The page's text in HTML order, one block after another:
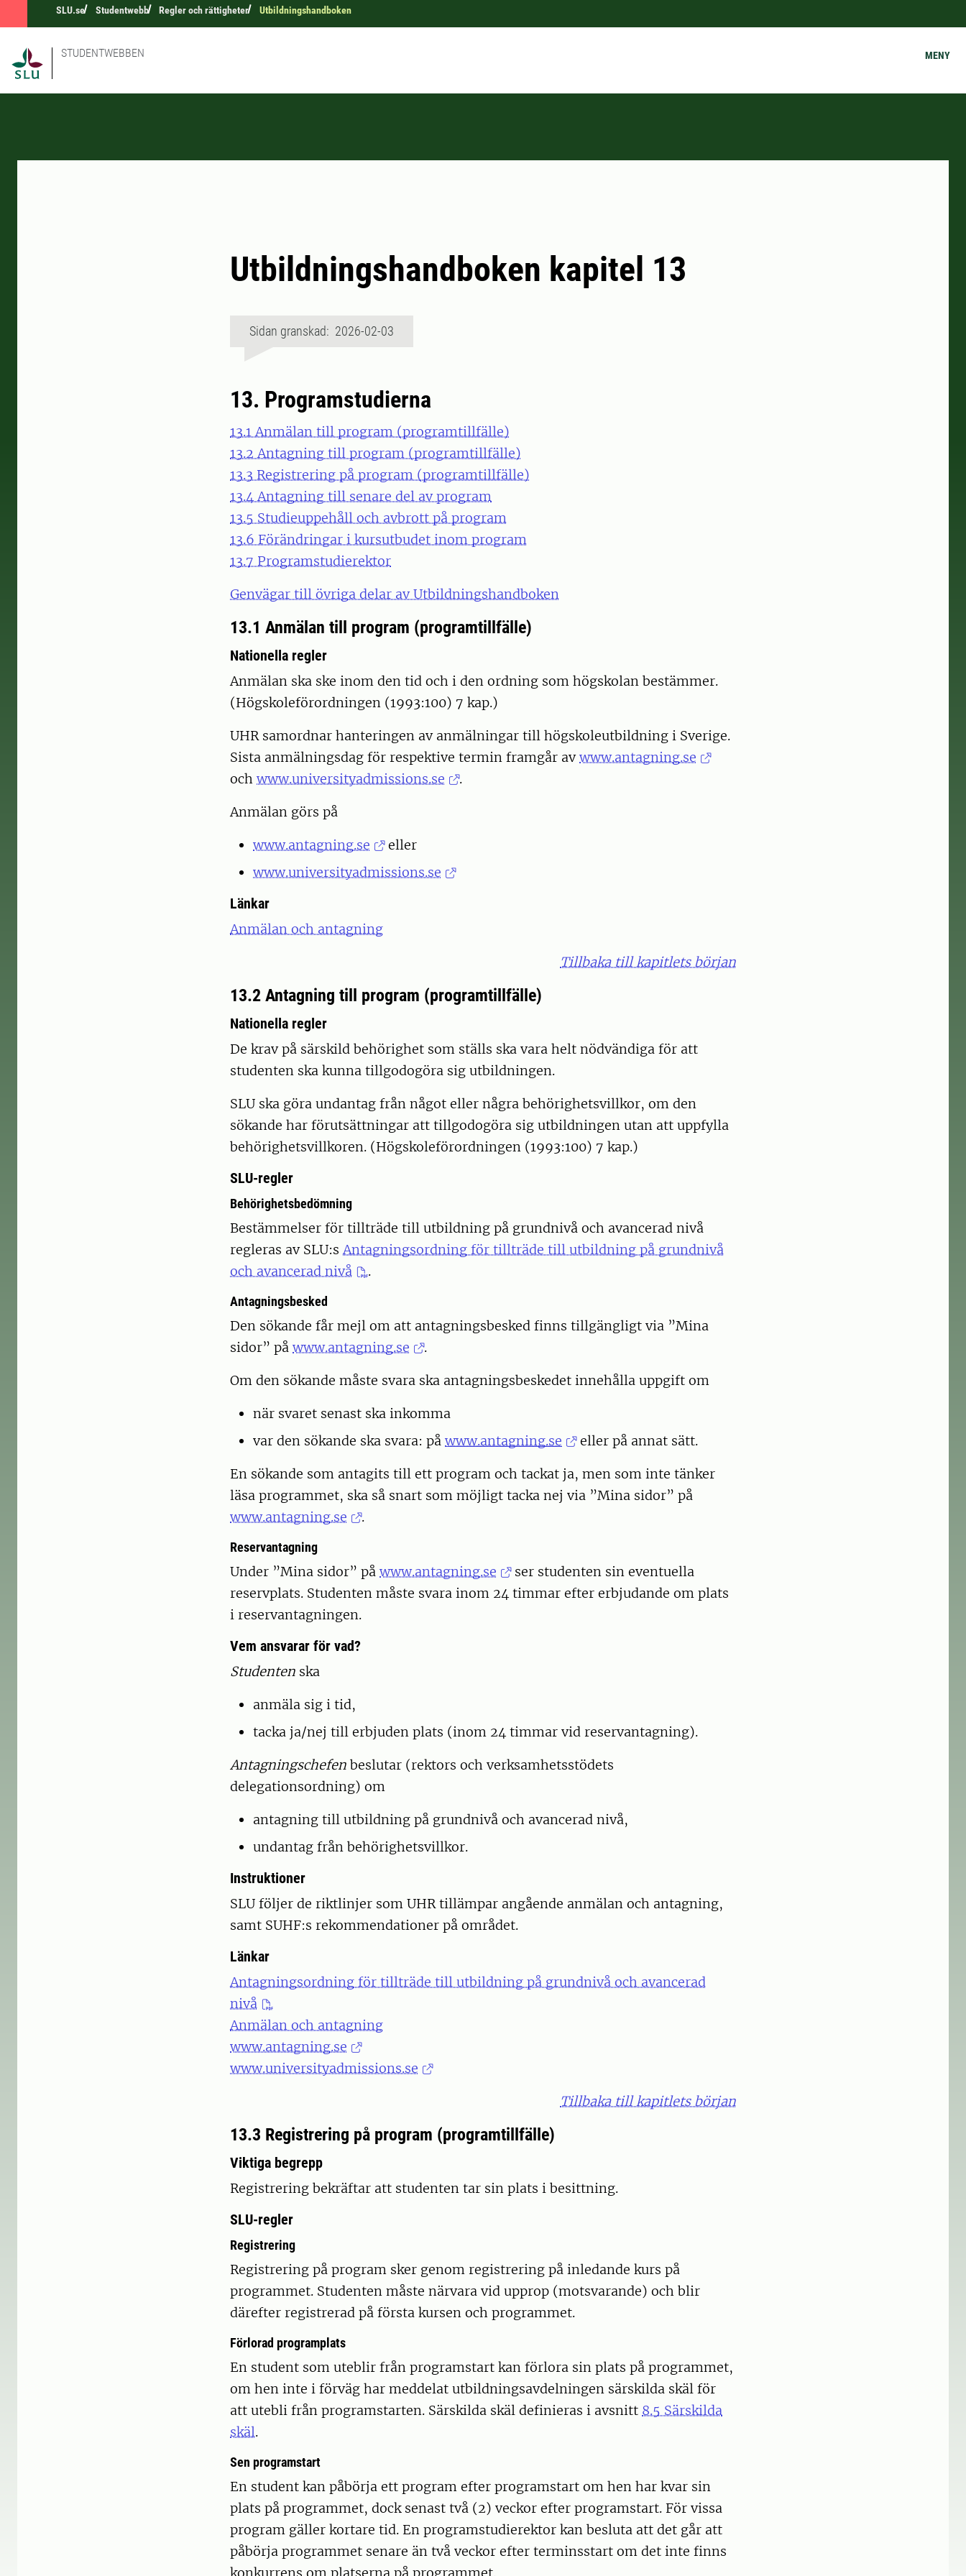
SLU.se Studentwebb Regler och rättigheter Utbildningshandboken
STUDENTWEBBEN MENY
Utbildningshandboken kapitel 13
Sidan granskad: 2026-02-03
13. Programstudierna
13.1 Anmälan till program (programtillfälle)
13.2 Antagning till program (programtillfälle)
13.3 Registrering på program (programtillfälle)
13.4 Antagning till senare del av program
13.5 Studieuppehåll och avbrott på program
13.6 Förändringar i kursutbudet inom program
13.7 Programstudierektor
Genvägar till övriga delar av Utbildningshandboken
13.1 Anmälan till program (programtillfälle)
Nationella regler
Anmälan ska ske inom den tid och i den ordning som högskolan bestämmer.
(Högskoleförordningen (1993:100) 7 kap.)
UHR samordnar hanteringen av anmälningar till högskoleutbildning i Sverige.
Sista anmälningsdag för respektive termin framgår avwww.antagning.se
och www.universityadmissions.se
.
Anmälan görs på
www.antagning.se
eller
www.universityadmissions.se
Länkar
Anmälan och antagning
Tillbaka till kapitlets början
13.2 Antagning till program (programtillfälle)
Nationella regler
De krav på särskild behörighet som ställs ska vara helt nödvändiga för att
studenten ska kunna tillgodogöra sig utbildningen.
SLU ska göra undantag från något eller några behörighetsvillkor, om den
sökande har förutsättningar att tillgodogöra sig utbildningen utan att uppfylla
behörighetsvillkoren. (Högskoleförordningen (1993:100) 7 kap.)
SLU-regler
Behörighetsbedömning
Bestämmelser för tillträde till utbildning på grundnivå och avancerad nivå
regleras av SLU:sAntagningsordning för tillträde till utbildning på grundnivå
och avancerad nivå
.
Antagningsbesked
Den sökande får mejl om att antagningsbesked finns tillgängligt via ”Mina
sidor” på www.antagning.se
.
Om den sökande måste svara ska antagningsbeskedet innehålla uppgift om
när svaret senast ska inkomma
var den sökande ska svara: på www.antagning.se
eller på annat sätt.
En sökande som antagits till ett program och tackat ja, men som inte tänker
läsa programmet, ska så snart som möjligt tacka nej via ”Mina sidor” på
www.antagning.se
.
Reservantagning
Under ”Mina sidor” på www.antagning.se
ser studenten sin eventuella
reservplats. Studenten måste svara inom 24 timmar efter erbjudande om plats
i reservantagningen.
Vem ansvarar för vad?
Studenten ska
anmäla sig i tid,
tacka ja/nej till erbjuden plats (inom 24 timmar vid reservantagning).
Antagningschefen beslutar (rektors och verksamhetsstödets
delegationsordning) om
antagning till utbildning på grundnivå och avancerad nivå,
undantag från behörighetsvillkor.
Instruktioner
SLU följer de riktlinjer som UHR tillämpar angående anmälan och antagning,
samt SUHF:s rekommendationer på området.
Länkar
Antagningsordning för tillträde till utbildning på grundnivå och avancerad
nivå
Anmälan och antagning
www.antagning.se
www.universityadmissions.se
Tillbaka till kapitlets början
13.3 Registrering på program (programtillfälle)
Viktiga begrepp
Registrering bekräftar att studenten tar sin plats i besittning.
SLU-regler
Registrering
Registrering på program sker genom registrering på inledande kurs på
programmet. Studenten måste närvara vid upprop (motsvarande) och blir
därefter registrerad på första kursen och programmet.
Förlorad programplats
En student som uteblir från programstart kan förlora sin plats på programmet,
om hen inte i förväg har meddelat utbildningsavdelningen särskilda skäl för
att utebli från programstarten. Särskilda skäl definieras i avsnitt 8.5 Särskilda
skäl.
Sen programstart
En student kan påbörja ett program efter programstart om hen har kvar sin
plats på programmet, dock senast två (2) veckor efter programstart. För vissa
program gäller kortare tid. En programstudierektor kan besluta att det går att
påbörja programmet senare än två veckor efter terminsstart om det inte finns